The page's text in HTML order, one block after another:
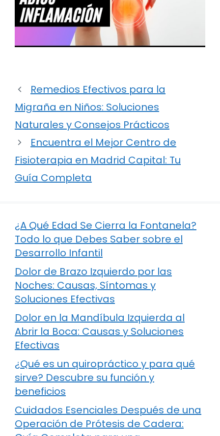
Remedios Efectivos para la
Migraña en Niños: Soluciones
Naturales y Consejos Prácticos
Encuentra el Mejor Centro de
Fisioterapia en Madrid Capital: Tu
Guía Completa
¿A Qué Edad Se Cierra la Fontanela?
Todo lo que Debes Saber sobre el
Desarrollo Infantil
Dolor de Brazo Izquierdo por las
Noches: Causas, Síntomas y
Soluciones Efectivas
Dolor en la Mandíbula Izquierda al
Abrir la Boca: Causas y Soluciones
Efectivas
¿Qué es un quiropráctico y para qué
sirve? Descubre su función y
beneficios
Cuidados Esenciales Después de una
Operación de Prótesis de Cadera: